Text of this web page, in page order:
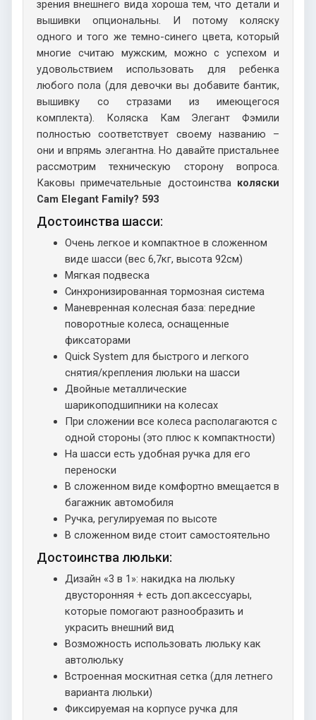
зрения внешнего вида хороша тем, что детали и
вышивки опциональны. И потому коляску
одного и того же темно-синего цвета, который
многие считаю мужским, можно с успехом и
удовольствием использовать для ребенка
любого пола (для девочки вы добавите бантик,
вышивку со стразами из имеющегося
комплекта). Коляска Кам Элегант Фэмили
полностью соответствует своему названию –
они и впрямь элегантна. Но давайте пристальнее
рассмотрим техническую сторону вопроса.
Каковы примечательные достоинства коляски
Cam Elegant Family? 593
Достоинства шасси:
Очень легкое и компактное в сложенном
виде шасси (вес 6,7кг, высота 92см)
Мягкая подвеска
Синхронизированная тормозная система
Маневренная колесная база: передние
поворотные колеса, оснащенные
фиксаторами
Quick System для быстрого и легкого
снятия/крепления люльки на шасси
Двойные металлические
шарикоподшипники на колесах
При сложении все колеса располагаются с
одной стороны (это плюс к компактности)
На шасси есть удобная ручка для его
переноски
В сложенном виде комфортно вмещается в
багажник автомобиля
Ручка, регулируемая по высоте
В сложенном виде стоит самостоятельно
Достоинства люльки:
Дизайн «3 в 1»: накидка на люльку
двусторонняя + есть доп.аксессуары,
которые помогают разнообразить и
украсить внешний вид
Возможность использовать люльку как
автолюльку
Встроенная москитная сетка (для летнего
варианта люльки)
Фиксируемая на корпусе ручка для